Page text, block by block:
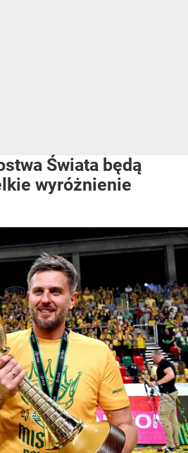
Świata będą
wyróżnienie